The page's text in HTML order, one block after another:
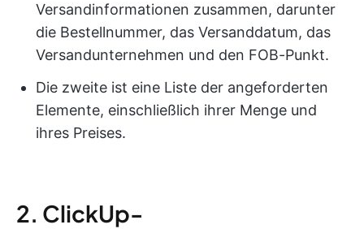
Versandinformationen zusammen, darunter
die Bestellnummer, das Versanddatum, das
Versandunternehmen und den FOB-Punkt.
Die zweite ist eine Liste der angeforderten
Elemente, einschließlich ihrer Menge und
ihres Preises.
2. ClickUp-